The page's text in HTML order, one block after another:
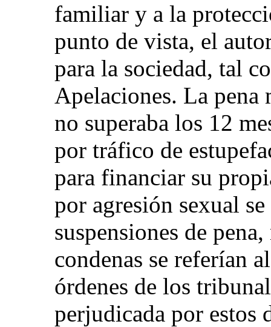
familiar y a la
punto de vista, el
para la sociedad, tal
Apelaciones. La pena
no superaba los 12
por tráfico de
para financiar su
por agresión sexual
suspensiones de
condenas se referían
órdenes de los
perjudicada por estos